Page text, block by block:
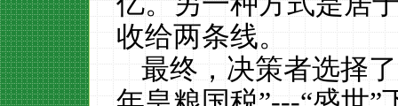
收给两条线。
最终，决策者选择